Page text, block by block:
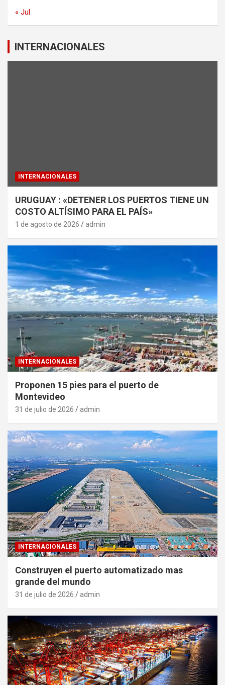
« Jul
INTERNACIONALES
INTERNACIONALES
URUGUAY : «DETENER LOS PUERTOS TIENE UN
COSTO ALTÍSIMO PARA EL PAÍS»
1 de agosto de 2026 admin
INTERNACIONALES
Proponen 15 pies para el puerto de
Montevideo
31 de julio de 2026 admin
INTERNACIONALES
Construyen el puerto automatizado mas
grande del mundo
31 de julio de 2026 admin